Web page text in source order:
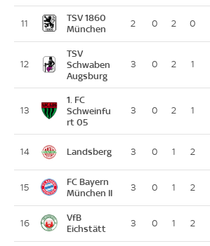
11
TSV 1860
München
2 0 2 0
12
TSV
Schwaben
Augsburg
3 0 2 1
13
1. FC
Schweinfu
rt 05
3 0 2 1
14 Landsberg 3 0 1 2
15
FC Bayern
München II
3 0 1 2
16
VfB
Eichstätt
3 0 1 2